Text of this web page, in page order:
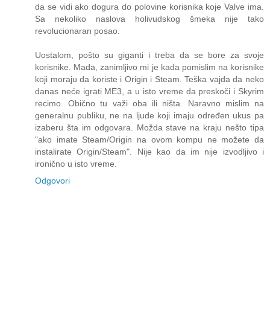
da se vidi ako dogura do polovine korisnika koje Valve ima.
Sa nekoliko naslova holivudskog šmeka nije tako
revolucionaran posao.
Uostalom, pošto su giganti i treba da se bore za svoje
korisnike. Mada, zanimljivo mi je kada pomislim na korisnike
koji moraju da koriste i Origin i Steam. Teška vajda da neko
danas neće igrati ME3, a u isto vreme da preskoči i Skyrim
recimo. Obično tu važi oba ili ništa. Naravno mislim na
generalnu publiku, ne na ljude koji imaju određen ukus pa
izaberu šta im odgovara. Možda stave na kraju nešto tipa
"ako imate Steam/Origin na ovom kompu ne možete da
instalirate Origin/Steam". Nije kao da im nije izvodljivo i
ironično u isto vreme.
Odgovori